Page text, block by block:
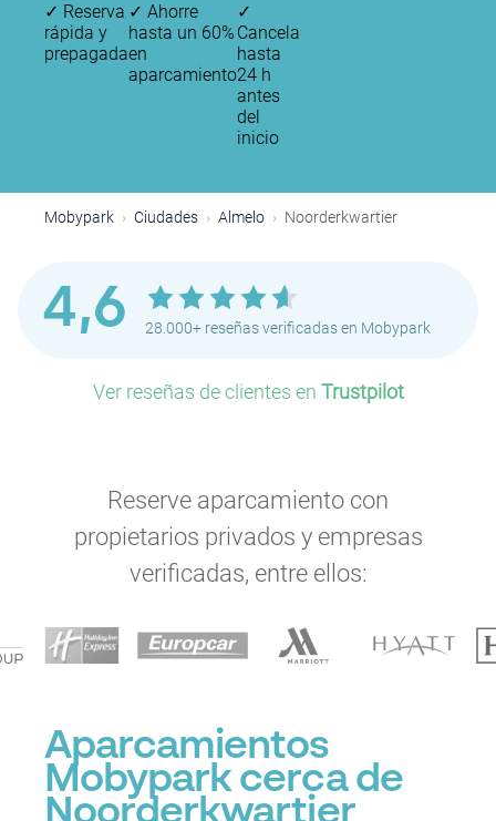
✓ Reserva
rápida y
prepagada
✓ Ahorre
hasta un 60%
en
aparcamiento
✓
Cancela
hasta
24 h
antes
del
inicio
Mobypark Ciudades Almelo Noorderkwartier
4,6 28.000+ reseñas verificadas en Mobypark
Ver reseñas de clientes en Trustpilot
Reserve aparcamiento con
propietarios privados y empresas
verificadas, entre ellos:
Aparcamientos
Mobypark cerca de